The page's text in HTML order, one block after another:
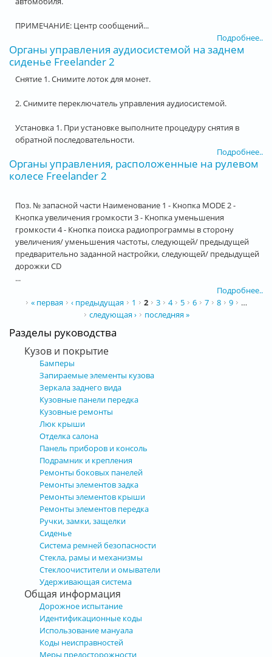
ПРИМЕЧАНИЕ: Центр сообщений...
Подробнее..
Органы управления аудиосистемой на заднем
сиденье Freelander 2
Снятие 1. Снимите лоток для монет.
2. Снимите переключатель управления аудиосистемой.
Установка 1. При установке выполните процедуру снятия в
обратной последовательности.
Подробнее..
Органы управления, расположенные на рулевом
колесе Freelander 2
Поз. № запасной части Наименование 1 - Кнопка MODE 2 -
Кнопка увеличения громкости 3 - Кнопка уменьшения
громкости 4 - Кнопка поиска радиопрограммы в сторону
увеличения/ уменьшения частоты, следующей/ предыдущей
предварительно заданной настройки, следующей/ предыдущей
дорожки CD
...
Подробнее..
Страницы
« первая ‹ предыдущая 1 2 3 4 5 6 7 8 9
…
следующая ›
последняя »
Разделы руководства
Кузов и покрытие
Бамперы
Запираемые элементы кузова
Зеркала заднего вида
Кузовные панели передка
Кузовные ремонты
Люк крыши
Отделка салона
Панель приборов и консоль
Подрамник и крепления
Ремонты боковых панелей
Ремонты элементов задка
Ремонты элементов крыши
Ремонты элементов передка
Ручки, замки, защелки
Сиденье
Система ремней безопасности
Стекла, рамы и механизмы
Стеклоочистители и омыватели
Удерживающая система
Общая информация
Дорожное испытание
Идентификационные коды
Использование мануала
Коды неисправностей
Меры предосторожности